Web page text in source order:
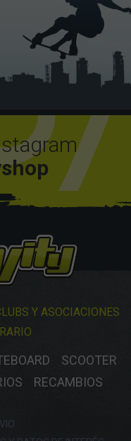
Y ASOCIACIONES
SCOOTER
RECAMBIOS